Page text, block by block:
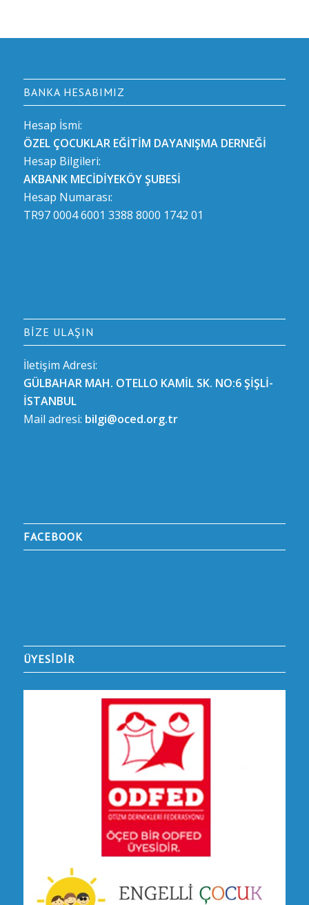
BANKA HESABIMIZ
Hesap İsmi:
ÖZEL ÇOCUKLAR EĞİTİM DAYANIŞMA DERNEĞİ
Hesap Bilgileri:
AKBANK MECİDİYEKÖY ŞUBESİ
Hesap Numarası:
TR97 0004 6001 3388 8000 1742 01
BIZE ULAŞIN
İletişim Adresi:
GÜLBAHAR MAH. OTELLO KAMİL SK. NO:6 ŞİŞLİ-
İSTANBUL
Mail adresi: bilgi@oced.org.tr
FACEBOOK
ÜYESİDİR